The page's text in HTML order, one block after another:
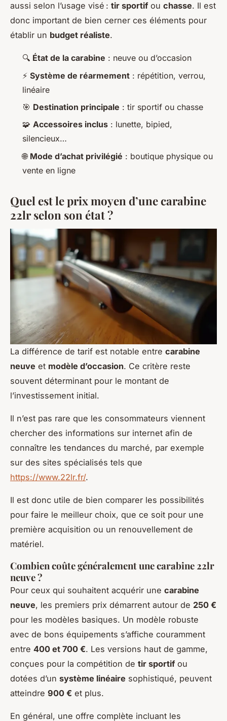
aussi selon l’usage visé : tir sportifou chasse. Il est
donc important de bien cerner ces éléments pour
établir un budget réaliste.
🔍 État de la carabine : neuve ou d’occasion
⚡ Système de réarmement : répétition, verrou,
linéaire
🎯 Destination principale : tir sportif ou chasse
🧩 Accessoires inclus : lunette, bipied,
silencieux…
🌐 Mode d’achat privilégié : boutique physique ou
vente en ligne
Quel est le prix moyen d’une carabine
22lr selon son état ?
La différence de tarif est notable entre carabine
neuve et modèle d’occasion. Ce critère reste
souvent déterminant pour le montant de
l’investissement initial.
Il n’est pas rare que les consommateurs viennent
chercher des informations sur internet afin de
connaître les tendances du marché, par exemple
sur des sites spécialisés tels que
https://www.22lr.fr/.
Il est donc utile de bien comparer les possibilités
pour faire le meilleur choix, que ce soit pour une
première acquisition ou un renouvellement de
matériel.
Combien coûte généralement une carabine 22lr
neuve ?
Pour ceux qui souhaitent acquérir une carabine
neuve, les premiers prix démarrent autour de 250 €
pour les modèles basiques. Un modèle robuste
avec de bons équipements s’affiche couramment
entre 400 et 700 €. Les versions haut de gamme,
conçues pour la compétition de tir sportifou
dotées d’un système linéaire sophistiqué, peuvent
atteindre 900 € et plus.
En général, une offre complète incluant les